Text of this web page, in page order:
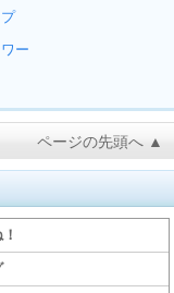
ー
ページの先頭へ ▲